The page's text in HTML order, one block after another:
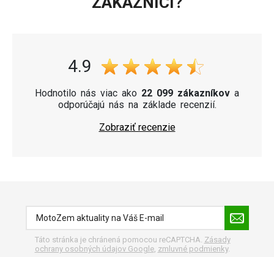
4.9
Hodnotilo nás viac ako 22 099 zákazníkov a
odporúčajú nás na základe recenzií.
Zobraziť recenzie
Táto stránka je chránená pomocou reCAPTCHA. Zásady
ochrany osobných údajov Google, zmluvné podmienky.